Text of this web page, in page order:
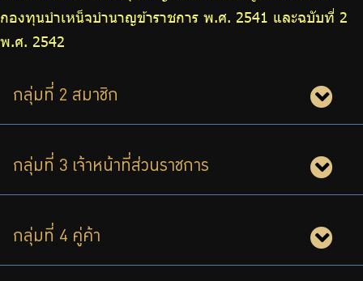
กองทุนบำเหน็จบำนาญข้าราชการ พ.ศ. 2541 และฉบับที่ 2
พ.ศ. 2542
กลุ่มที่ 2 สมาชิก
กลุ่มที่ 3 เจ้าหน้าที่ส่วนราชการ
กลุ่มที่ 4 คู่ค้า